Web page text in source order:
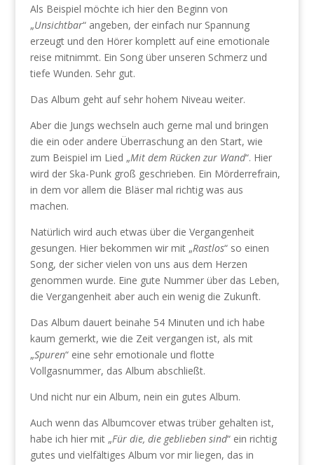
Als Beispiel möchte ich hier den Beginn von
„Unsichtbar“ angeben, der einfach nur Spannung
erzeugt und den Hörer komplett auf eine emotionale
reise mitnimmt. Ein Song über unseren Schmerz und
tiefe Wunden. Sehr gut.
Das Album geht auf sehr hohem Niveau weiter.
Aber die Jungs wechseln auch gerne mal und bringen
die ein oder andere Überraschung an den Start, wie
zum Beispiel im Lied „Mit dem Rücken zur Wand“. Hier
wird der Ska-Punk groß geschrieben. Ein Mörderrefrain,
in dem vor allem die Bläser mal richtig was aus
machen.
Natürlich wird auch etwas über die Vergangenheit
gesungen. Hier bekommen wir mit „Rastlos“ so einen
Song, der sicher vielen von uns aus dem Herzen
genommen wurde. Eine gute Nummer über das Leben,
die Vergangenheit aber auch ein wenig die Zukunft.
Das Album dauert beinahe 54 Minuten und ich habe
kaum gemerkt, wie die Zeit vergangen ist, als mit
„Spuren“ eine sehr emotionale und flotte
Vollgasnummer, das Album abschließt.
Und nicht nur ein Album, nein ein gutes Album.
Auch wenn das Albumcover etwas trüber gehalten ist,
habe ich hier mit „Für die, die geblieben sind“ ein richtig
gutes und vielfältiges Album vor mir liegen, das in